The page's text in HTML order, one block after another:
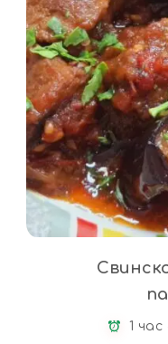
1 час